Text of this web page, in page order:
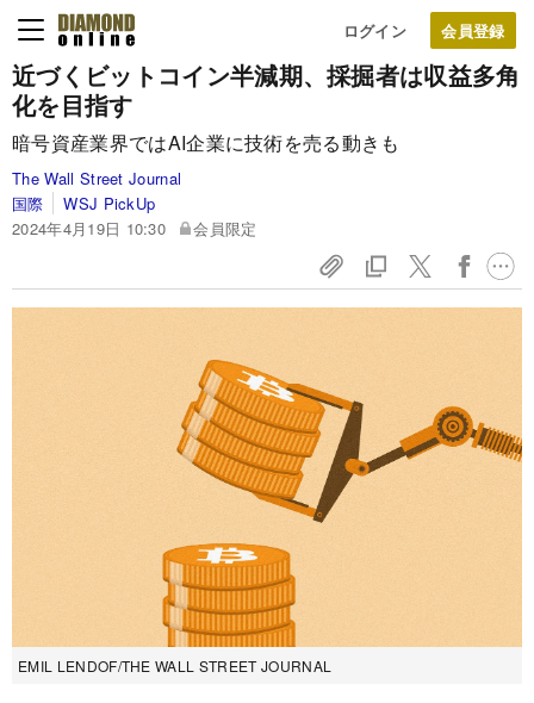
ログイン
近づくビットコイン半減期、採掘者は収益多角
化を目指す
暗号資産業界ではAI企業に技術を売る動きも
The Wall Street Journal
国際
WSJ PickUp
2024年4月19日 10:30
会員限定
EMIL LENDOF/THE WALL STREET JOURNAL